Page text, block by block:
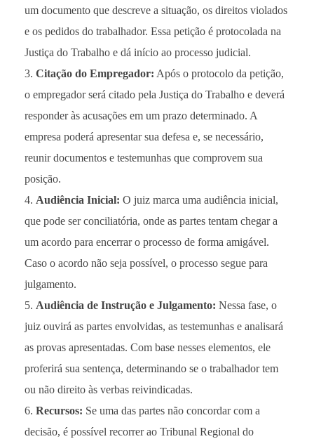
um documento que descreve a situação, os direitos violados
e os pedidos do trabalhador. Essa petição é protocolada na
Justiça do Trabalho e dá início ao processo judicial.
Citação do Empregador: Após o protocolo da petição,
o empregador será citado pela Justiça do Trabalho e deverá
responder às acusações em um prazo determinado. A
empresa poderá apresentar sua defesa e, se necessário,
reunir documentos e testemunhas que comprovem sua
posição.
Audiência Inicial: O juiz marca uma audiência inicial,
que pode ser conciliatória, onde as partes tentam chegar a
um acordo para encerrar o processo de forma amigável.
Caso o acordo não seja possível, o processo segue para
julgamento.
Audiência de Instrução e Julgamento: Nessa fase, o
juiz ouvirá as partes envolvidas, as testemunhas e analisará
as provas apresentadas. Com base nesses elementos, ele
proferirá sua sentença, determinando se o trabalhador tem
ou não direito às verbas reivindicadas.
Recursos: Se uma das partes não concordar com a
decisão, é possível recorrer ao Tribunal Regional do